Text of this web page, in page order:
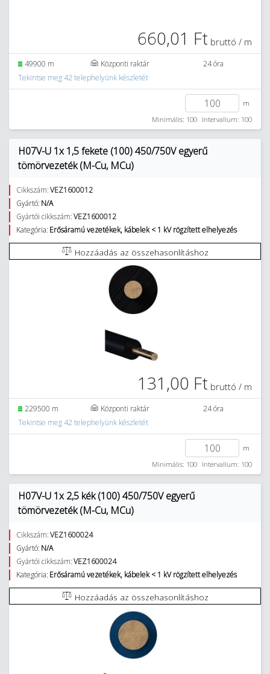
660,01 Ft bruttó / m
49900 m Központi raktár
24 óra
Tekintse meg 42 telephelyünk készletét
m
Minimális: 100 Intervallum: 100
H07V-U 1x 1,5 fekete (100) 450/750V egyerű
tömörvezeték (M-Cu, MCu)
Cikkszám:VEZ1600012
Gyártó: N/A
Gyártói cikkszám:VEZ1600012
Kategória: Erősáramú vezetékek, kábelek < 1 kV rögzített elhelyezés
Hozzáadás az összehasonlításhoz
131,00 Ft bruttó / m
229500 m Központi raktár
24 óra
Tekintse meg 42 telephelyünk készletét
m
Minimális: 100 Intervallum: 100
H07V-U 1x 2,5 kék (100) 450/750V egyerű
tömörvezeték (M-Cu, MCu)
Cikkszám:VEZ1600024
Gyártó: N/A
Gyártói cikkszám:VEZ1600024
Kategória: Erősáramú vezetékek, kábelek < 1 kV rögzített elhelyezés
Hozzáadás az összehasonlításhoz